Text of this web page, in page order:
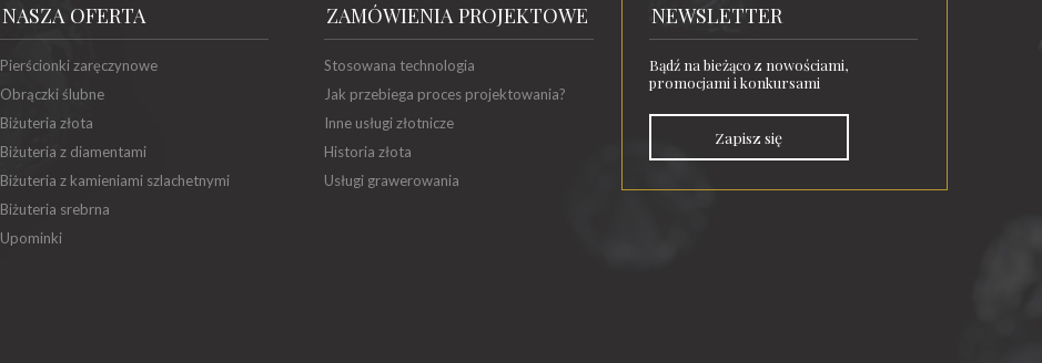
NASZA OFERTA
Pierścionki zaręczynowe
Obrączki ślubne
Biżuteria złota
Biżuteria z diamentami
Biżuteria z kamieniami szlachetnymi
Biżuteria srebrna
Upominki
ZAMÓWIENIA PROJEKTOWE
Stosowana technologia
Jak przebiega proces projektowania?
Inne usługi złotnicze
Historia złota
Usługi grawerowania
NEWSLETTER
Bądź na bieżąco z nowościami,
promocjami i konkursami
Zapisz się